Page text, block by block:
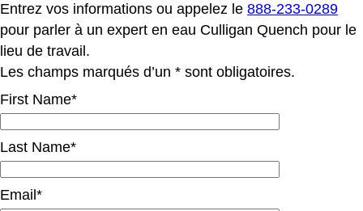
Entrez vos informations ou appelez le 888-233-0289
pour parler à un expert en eau Culligan Quench pour le
lieu de travail.
Les champs marqués d’un * sont obligatoires.
First Name*
Last Name*
Email*